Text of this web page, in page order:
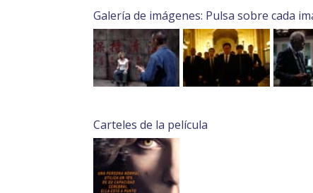
Galería de imágenes: Pulsa sobre cada
Carteles de la película